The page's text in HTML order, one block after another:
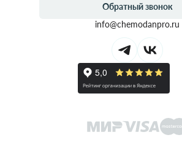
Обратный звонок
info@chemodanpro.ru